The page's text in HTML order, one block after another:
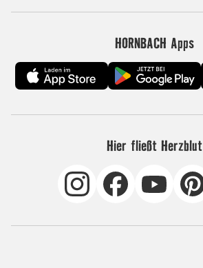
HORNBACH Apps
Hier fließt Herzblut